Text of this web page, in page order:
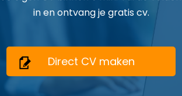
in en ontvang je gratis cv.
Direct CV maken